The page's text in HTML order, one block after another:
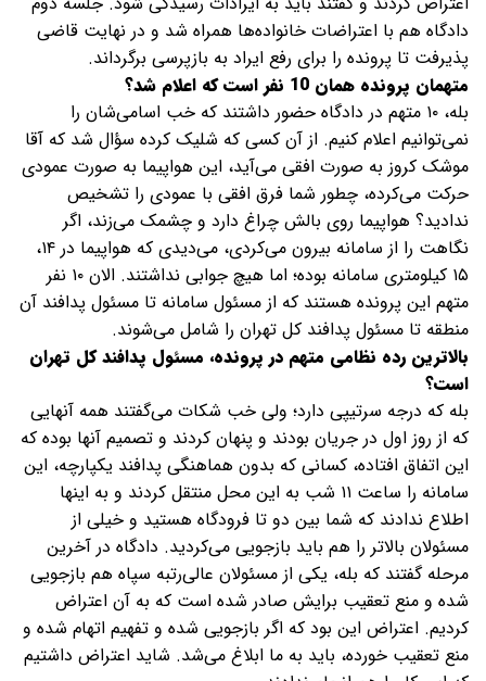
دادگاه هم با اعتراضات خانواده‌ها همراه شد و در نهایت قاضی
پذیرفت تا پرونده را برای رفع ایراد به بازپرسی برگرداند.
متهمان پرونده همان 10 نفر است که اعلام شد؟
بله، ۱۰ متهم در دادگاه حضور داشتند که خب اسامی‌شان را
نمی‌توانیم اعلام کنیم. از آن کسی که شلیک کرده سؤال شد که آقا
موشک کروز به صورت افقی می‌آید، این هواپیما به صورت عمودی
حرکت می‌کرده، چطور شما فرق افقی با عمودی را تشخیص
ندادید؟ هواپیما روی بالش چراغ دارد و چشمک می‌زند، اگر
نگاهت را از سامانه بیرون می‌کردی، می‌دیدی که هواپیما در ۱۴،
۱۵ کیلومتری سامانه بوده؛ اما هیچ جوابی نداشتند. الان ۱۰ نفر
متهم این پرونده هستند که از مسئول سامانه تا مسئول پدافند آن
منطقه تا مسئول پدافند کل تهران را شامل می‌شوند.
بالاترین رده نظامی متهم در پرونده، مسئول پدافند کل تهران
است؟
بله که درجه سرتیپی دارد؛ ولی خب شکات می‌گفتند همه آنهایی
که از روز اول در جریان بودند و پنهان کردند و تصمیم آنها بوده که
این اتفاق افتاده، کسانی که بدون هماهنگی پدافند یکپارچه، این
سامانه را ساعت ۱۱ شب به این محل منتقل کردند و به اینها
اطلاع ندادند که شما بین دو تا فرودگاه هستید و خیلی از
مسئولان بالاتر را هم باید بازجویی می‌کردید. دادگاه در آخرین
مرحله گفتند که بله، یکی از مسئولان عالی‌رتبه سپاه هم بازجویی
شده و منع تعقیب برایش صادر شده است که به آن اعتراض
کردیم. اعتراض این بود که اگر بازجویی شده و تفهیم اتهام شده و
منع تعقیب خورده، باید به ما ابلاغ می‌شد. شاید اعتراض داشتیم